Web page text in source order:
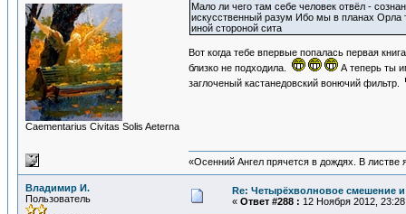
Сaementarius Civitas Solis Aeterna
Мало ли чего там себе человек отвёл -
искусственный разум Ибо мы в планах Орла
иной стороной сита
Вот когда тебе впервые попалась первая
близко не подходила.
А теперь ты
заглоченый кастанедовский вонючий фильтр.
«Осенний Ангел прячется в дождях. В листве
Владимир И.
Пользователь
Re: Четырёхволновое смешение и
« Ответ #288 : 12 Ноября 2012,